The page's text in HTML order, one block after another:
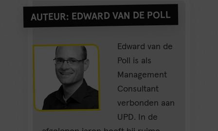
AUTEUR: EDWARD VAN DE POLL
Edward van de
Poll is als
Management
Consultant
verbonden aan
UPD. In de